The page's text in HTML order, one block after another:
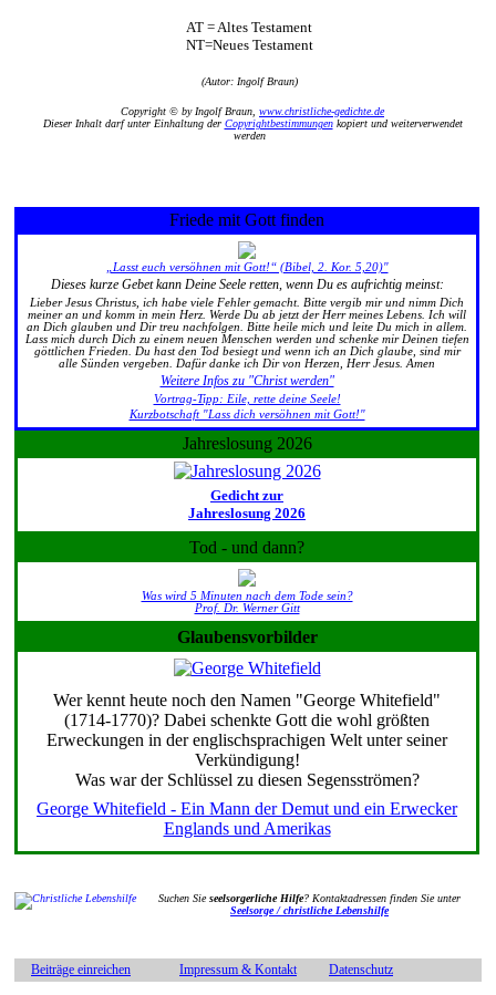
AT = Altes Testament
NT=Neues Testament
(Autor: Ingolf Braun)
Copyright © by Ingolf Braun, www.christliche-gedichte.de
Dieser Inhalt darf unter Einhaltung der Copyrightbestimmungenkopiert und weiterverwendet
werden
Friede mit Gott finden
„Lasst euch versöhnen mit Gott!“ (Bibel, 2. Kor. 5,20)"
Dieses kurze Gebet kann Deine Seele retten, wenn Du es aufrichtig meinst:
Lieber Jesus Christus, ich habe viele Fehler gemacht. Bitte vergib mir und nimm Dich
meiner an und komm in mein Herz. Werde Du ab jetzt der Herr meines Lebens. Ich will
an Dich glauben und Dir treu nachfolgen. Bitte heile mich und leite Du mich in allem.
Lass mich durch Dich zu einem neuen Menschen werden und schenke mir Deinen tiefen
göttlichen Frieden. Du hast den Tod besiegt und wenn ich an Dich glaube, sind mir
alle Sünden vergeben. Dafür danke ich Dir von Herzen, Herr Jesus. Amen
Weitere Infos zu "Christ werden"
Vortrag-Tipp: Eile, rette deine Seele!
Kurzbotschaft "Lass dich versöhnen mit Gott!"
Jahreslosung 2026
Gedicht zur
Jahreslosung 2026
Tod - und dann?
Was wird 5 Minuten nach dem Tode sein?
Prof. Dr. Werner Gitt
Glaubensvorbilder
Wer kennt heute noch den Namen "George Whitefield"
(1714-1770)? Dabei schenkte Gott die wohl größten
Erweckungen in der englischsprachigen Welt unter seiner
Verkündigung!
Was war der Schlüssel zu diesen Segensströmen?
George Whitefield - Ein Mann der Demut und ein Erwecker
Englands und Amerikas
Suchen Sieseelsorgerliche Hilfe? Kontaktadressen finden Sie unter
Seelsorge / christliche Lebenshilfe
Beiträge einreichen Impressum & Kontakt Datenschutz